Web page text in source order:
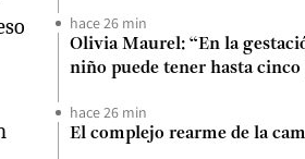
hace 26 min
Olivia Maurel: “En la
niño puede tener hasta
hace 26 min
El complejo rearme de la